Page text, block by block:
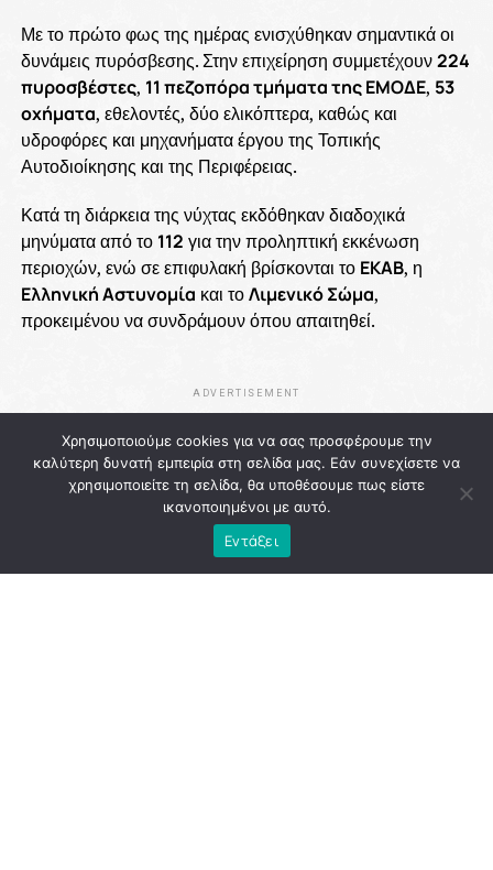
Με το πρώτο φως της ημέρας ενισχύθηκαν σημαντικά οι
δυνάμεις πυρόσβεσης. Στην επιχείρηση συμμετέχουν224
πυροσβέστες, 11 πεζοπόρα τμήματα της ΕΜΟΔΕ, 53
οχήματα, εθελοντές, δύο ελικόπτερα, καθώς και
υδροφόρες και μηχανήματα έργου της Τοπικής
Αυτοδιοίκησης και της Περιφέρειας.
Κατά τη διάρκεια της νύχτας εκδόθηκαν διαδοχικά
μηνύματα από το 112 για την προληπτική εκκένωση
περιοχών, ενώ σε επιφυλακή βρίσκονται το ΕΚΑΒ, η
Ελληνική Αστυνομία και τοΛιμενικό Σώμα,
προκειμένου να συνδράμουν όπου απαιτηθεί.
ADVERTISEMENT
Χρησιμοποιούμε cookies για να σας προσφέρουμε την
καλύτερη δυνατή εμπειρία στη σελίδα μας. Εάν συνεχίσετε να
χρησιμοποιείτε τη σελίδα, θα υποθέσουμε πως είστε
ικανοποιημένοι με αυτό.
Εντάξει